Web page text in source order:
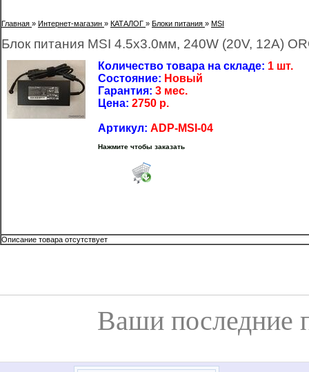
Главная » Интернет-магазин » КАТАЛОГ » Блоки питания » MSI
Блок питания MSI 4.5x3.0мм, 240W (20V, 12A)
Количество товара на складе: 1 шт.
Состояние: Новый
Гарантия: 3 мес.
Цена: 2750 р.
Артикул: ADP-MSI-04
Нажмите чтобы заказать
Описание товара отсутствует
Ваши последние